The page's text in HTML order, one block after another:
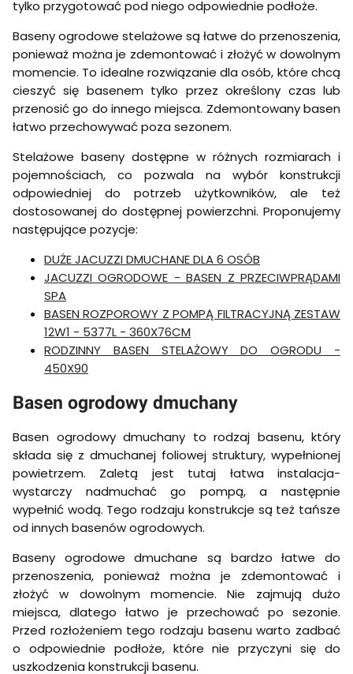
tylko przygotować pod niego odpowiednie podłoże.
Baseny ogrodowe stelażowe są łatwe do przenoszenia,
ponieważ można je zdemontować i złożyć w dowolnym
momencie. To idealne rozwiązanie dla osób, które chcą
cieszyć się basenem tylko przez określony czas lub
przenosić go do innego miejsca. Zdemontowany basen
łatwo przechowywać poza sezonem.
Stelażowe baseny dostępne w różnych rozmiarach i
pojemnościach, co pozwala na wybór konstrukcji
odpowiedniej do potrzeb użytkowników, ale też
dostosowanej do dostępnej powierzchni. Proponujemy
następujące pozycje:
DUŻE JACUZZI DMUCHANE DLA 6 OSÓB
JACUZZI OGRODOWE - BASEN Z PRZECIWPRĄDAMI
SPA
BASEN ROZPOROWY Z POMPĄ FILTRACYJNĄ ZESTAW
12W1 - 5377L - 360X76CM
RODZINNY BASEN STELAŻOWY DO OGRODU -
450X90
Basen ogrodowy dmuchany
Basen ogrodowy dmuchany to rodzaj basenu, który
składa się z dmuchanej foliowej struktury, wypełnionej
powietrzem. Zaletą jest tutaj łatwa instalacja-
wystarczy nadmuchać go pompą, a następnie
wypełnić wodą. Tego rodzaju konstrukcje są też tańsze
od innych basenów ogrodowych.
Baseny ogrodowe dmuchane są bardzo łatwe do
przenoszenia, ponieważ można je zdemontować i
złożyć w dowolnym momencie. Nie zajmują dużo
miejsca, dlatego łatwo je przechować po sezonie.
Przed rozłożeniem tego rodzaju basenu warto zadbać
o odpowiednie podłoże, które nie przyczyni się do
uszkodzenia konstrukcji basenu.